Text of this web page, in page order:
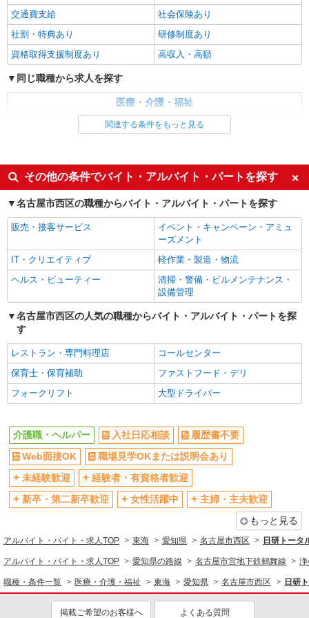
正社員
パナソニック エイジフリーケアセンター名古屋上小田井
デイサービス／介護職／正社員
月給21万7280円〜23万9510円 ※経験・能力・
資格等による 初任者研修 月給 21万7280円 実務者
社会福祉士 月給 23万9510円 ※一律処遇改善加算
含む 〇資格手当 〇職種手当 〇業務手当 〇時間外
勤務手当 〇休日勤務手当 〇無事故無違反表彰金
〇年末年始勤務手当
パナソニック エイジフリーケアセンター名古
屋上小田井 愛知県名古屋市西区中小田井4丁目
408-1
キープ 詳細を見る
パート
パナソニック エイジフリーケアセンターおたい
訪問入浴／介護職／運転なし／パート／勤務日
数は応相談
時給1,346円〜1,447円 ※経験・能力・資格等
による 初任者研修 時給1,346円 実務者研修 時給
1,346円 介護福祉士 時給1,447円 ※サービス提供8
件目以降〜1,000円/件 手当あり ※一律処遇改善加
算含む 〇時間外勤務手当 〇土日祝勤務手当 〇無
事故無違反表彰金 〇年末年始勤務手当
パナソニック エイジフリーケアセンターおた
い 愛知県名古屋市西区中小田井四丁目408番地の1
号
キープ 詳細を見る
正社員
パナソニック エイジフリーケアセンター名古屋上小田井
デイサービス／介護職／正社員／介護福祉士
月給23万3330円〜23万9510円 ※経験・能力・
資格等による 介護福祉士 月給 23万3330円 社会福
祉士 月給 23万9510円 ※一律処遇改善加算含む 〇
当 〇休日勤務手当 〇無事故無違反表彰金 〇年末
年始勤務手当
408-1
キープ 詳細を見る
パート
パナソニック エイジフリーケアセンター名古屋上小田井
ショートステイ／介護職／夜勤専従／パート
時給1,206円〜1,270円 ※経験・能力・資格等
による 社会福祉士・介護福祉士 時給1,270円 その
他資格 時給1,206円 ※一律処遇改善加算含む 〇時
間外勤務手当 〇土日祝勤務手当 〇夜勤手当 〇無
事故無違反表彰金 〇年末年始勤務手当
パナソニック エイジフリーケアセンター名古
408-1
キープ 詳細を見る
交通費支給
社会保険あり
社割・特典あり
研修制度あり
資格取得支援制度あり
高収入・高額
同じ職種から求人を探す
医療・介護・福祉
未経験歓迎
ミドル（40代～）活躍中
週2～3日勤務OK
深夜
交通費支給
社会保険あり
関連する条件をもっと見る
その他の条件でバイト・アルバイト・パートを探す
名古屋市西区の職種からバイト・アルバイト・パートを探す
販売・接客サービス
イベント・キャンペーン・アミュ
ーズメント
IT・クリエイティブ
軽作業・製造・物流
ヘルス・ビューティー
清掃・警備・ビルメンテナンス・
設備管理
名古屋市西区の人気の職種からバイト・アルバイト・パートを探
す
レストラン・専門料理店
コールセンター
保育士・保育補助
ファストフード・デリ
フォークリフト
大型ドライバー
介護職・ヘルパー 入社日応相談
履歴書不要
Web面接OK
職場見学OKまたは説明会あり
未経験歓迎
経験者・有資格者歓迎
新卒・第二新卒歓迎
女性活躍中
主婦・主夫歓迎
もっと見る
アルバイト・バイト・求人TOP 東海 愛知県 名古屋市西区 日研トータ
アルバイト・バイト・求人TOP 愛知県の路線 名古屋市営地下鉄鶴舞線
職種・条件一覧 医療・介護・福祉 東海 愛知県 名古屋市西区 日研
掲載ご希望のお客様へ よくある質問